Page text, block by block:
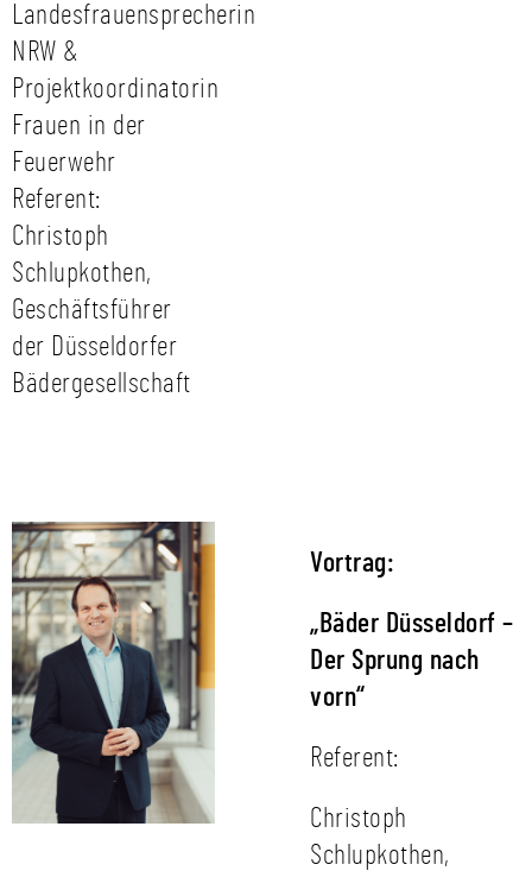
Landesfrauensprecherin
NRW &
Projektkoordinatorin
Frauen in der
Feuerwehr
Referent:
Christoph
Schlupkothen,
Geschäftsführer
der Düsseldorfer
Bädergesellschaft
Vortrag:
„Bäder Düsseldorf –
Der Sprung nach
vorn“
Referent:
Christoph
Schlupkothen,